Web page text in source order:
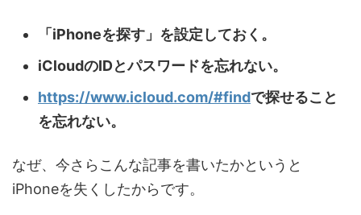
「iPhoneを探す」を設定しておく。
iCloudのIDとパスワードを忘れない。
https://www.icloud.com/#findで探せること
を忘れない。
なぜ、今さらこんな記事を書いたかというと
iPhoneを失くしたからです。